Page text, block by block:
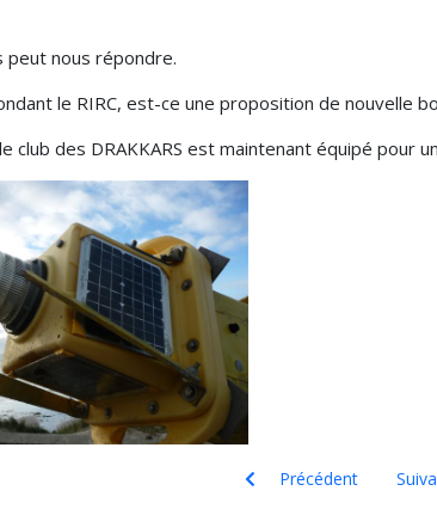
peut nous répondre.
le RIRC, est-ce une proposition de nouvelle
club des DRAKKARS est maintenant équipé pour
Article précédent :
Précédent